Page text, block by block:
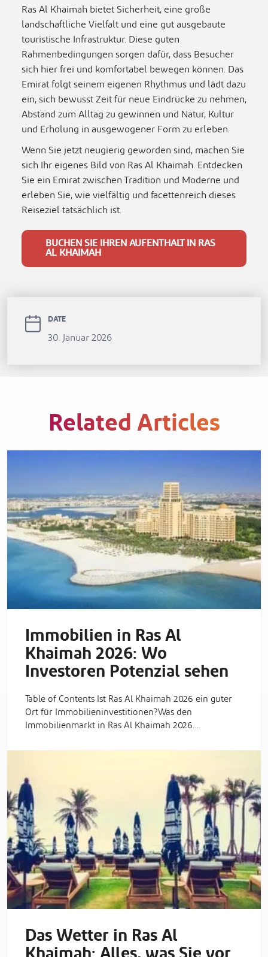
Ras Al Khaimah bietet Sicherheit, eine große
landschaftliche Vielfalt und eine gut ausgebaute
touristische Infrastruktur. Diese guten
Rahmenbedingungen sorgen dafür, dass Besucher
sich hier frei und komfortabel bewegen können. Das
Emirat folgt seinem eigenen Rhythmus und lädt dazu
ein, sich bewusst Zeit für neue Eindrücke zu nehmen,
Abstand zum Alltag zu gewinnen und Natur, Kultur
und Erholung in ausgewogener Form zu erleben.
Wenn Sie jetzt neugierig geworden sind, machen Sie
sich Ihr eigenes Bild von Ras Al Khaimah. Entdecken
Sie ein Emirat zwischen Tradition und Moderne und
erleben Sie, wie vielfältig und facettenreich dieses
Reiseziel tatsächlich ist.
BUCHEN SIE IHREN AUFENTHALT IN RAS
AL KHAIMAH
DATE
30. Januar 2026
Related Articles
Immobilien in Ras Al
Khaimah 2026: Wo
Investoren Potenzial sehen
Table of Contents Ist Ras Al Khaimah 2026 ein guter
Ort für Immobilieninvestitionen?Was den
Immobilienmarkt in Ras Al Khaimah 2026…
Das Wetter in Ras Al